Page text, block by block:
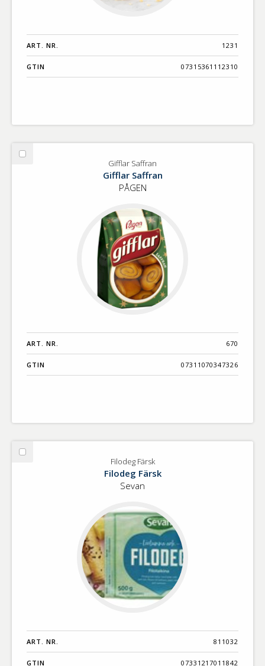
ART. NR. 1231
GTIN 07315361112310
Välj
Gifflar Saffran
Gifflar Saffran
PÅGEN
ART. NR. 670
GTIN 07311070347326
Välj
Filodeg Färsk
Filodeg Färsk
Sevan
ART. NR. 811032
GTIN 07331217011842